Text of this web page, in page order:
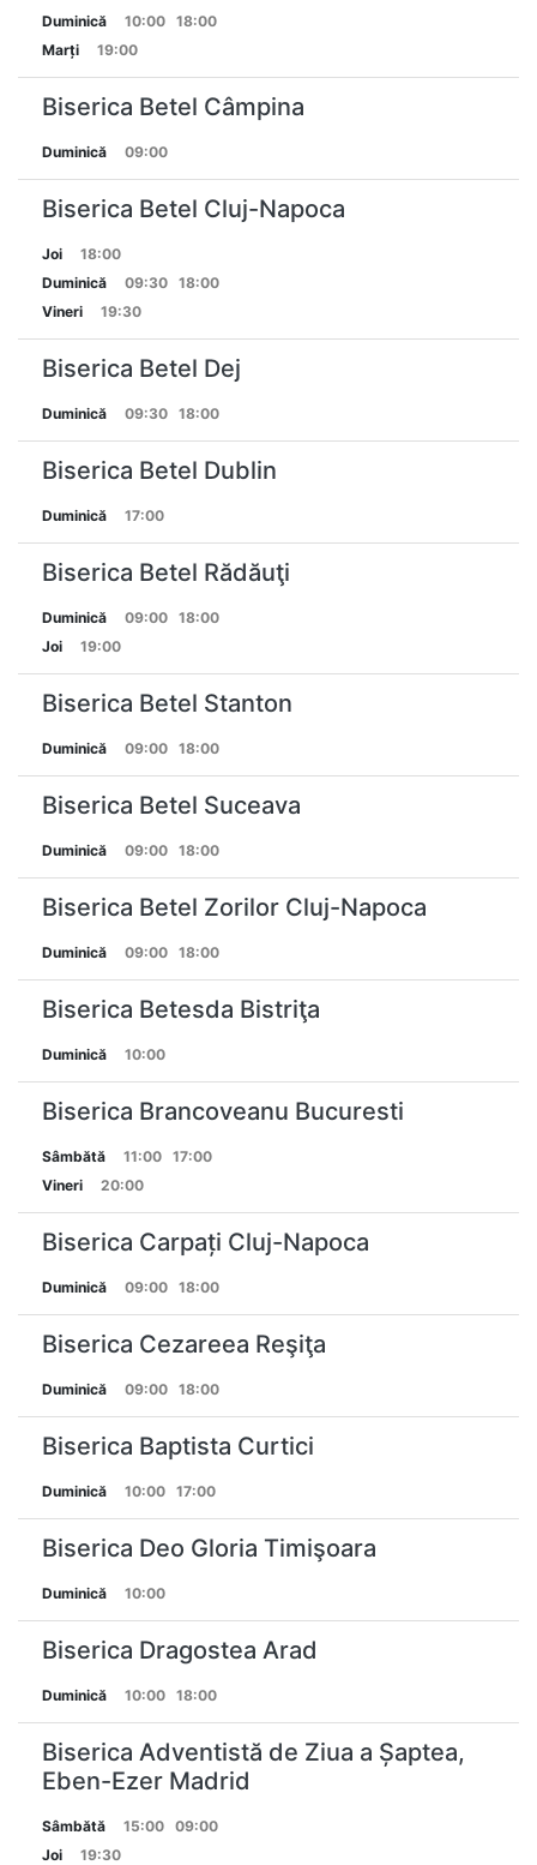
Duminică 10:00
18:00
Marți
19:00
Biserica Betel Câmpina
Duminică 09:00
Biserica Betel Cluj-Napoca
Joi
18:00
Duminică
09:30
18:00
Vineri
19:30
Biserica Betel Dej
Duminică 09:30 18:00
Biserica Betel Dublin
Duminică 17:00
Biserica Betel Rădăuţi
Duminică 09:00
18:00
Joi
19:00
Biserica Betel Stanton
Duminică 09:00 18:00
Biserica Betel Suceava
Duminică 09:00 18:00
Biserica Betel Zorilor Cluj-Napoca
Duminică 09:00 18:00
Biserica Betesda Bistriţa
Duminică 10:00
Biserica Brancoveanu Bucuresti
Sâmbătă 11:00
17:00
Vineri
20:00
Biserica Carpați Cluj-Napoca
Duminică 09:00 18:00
Biserica Cezareea Reşiţa
Duminică 09:00 18:00
Biserica Baptista Curtici
Duminică 10:00 17:00
Biserica Deo Gloria Timişoara
Duminică 10:00
Biserica Dragostea Arad
Duminică 10:00 18:00
Biserica Adventistă de Ziua a Șaptea,
Eben-Ezer Madrid
Sâmbătă 15:00
09:00
Joi
19:30